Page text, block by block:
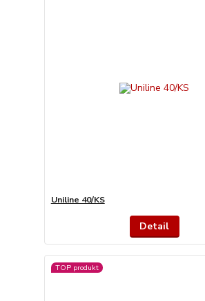
Uniline 40/KS
Detail
TOP produkt